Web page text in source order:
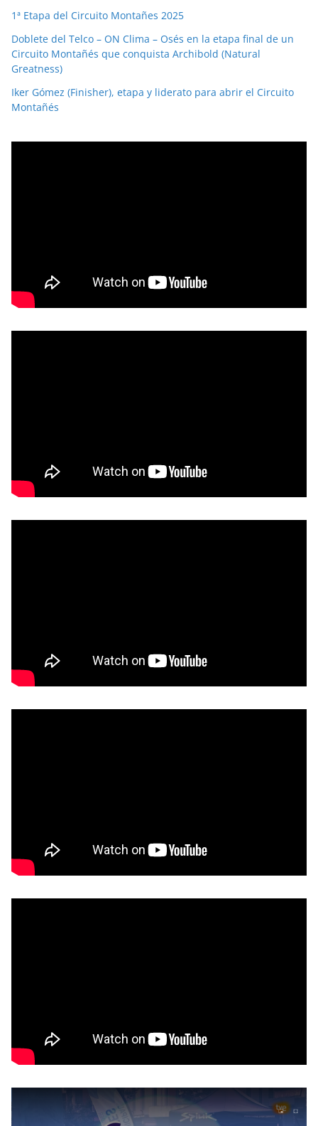
1ª Etapa del Circuito Montañes 2025
Doblete del Telco – ON Clima – Osés en la etapa final de un
Circuito Montañés que conquista Archibold (Natural
Greatness)
Iker Gómez (Finisher), etapa y liderato para abrir el Circuito
Montañés